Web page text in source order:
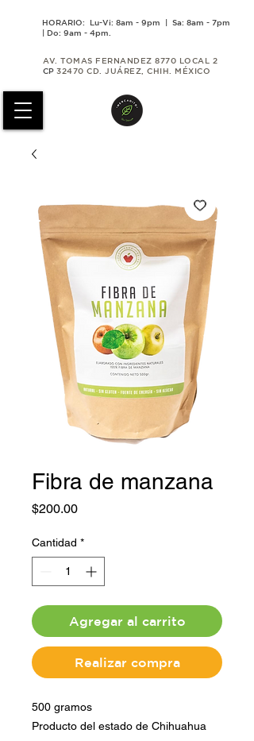
HORARIO: Lu-Vi: 8am - 9pm | Sa: 8am - 7pm
| Do: 9am - 4pm.
AV. TOMAS FERNANDEZ 8770 LOCAL 2
CP 32470 CD. JUÁREZ, CHIH. MÉXICO
Fibra de manzana
$200.00Precio
Cantidad *
Agregar al carrito
Realizar compra
500 gramos
Producto del estado de Chihuahua